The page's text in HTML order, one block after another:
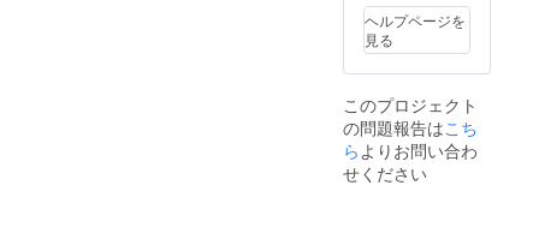
ヘルプページを
見る
このプロジェクト
の問題報告はこち
らよりお問い合わ
せください